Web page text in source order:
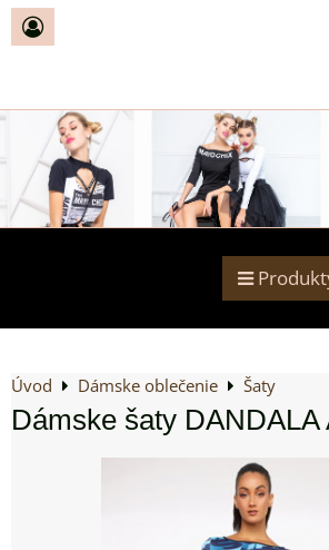
Úvod Dámske oblečenie Šaty
Dámske šaty DANDALA